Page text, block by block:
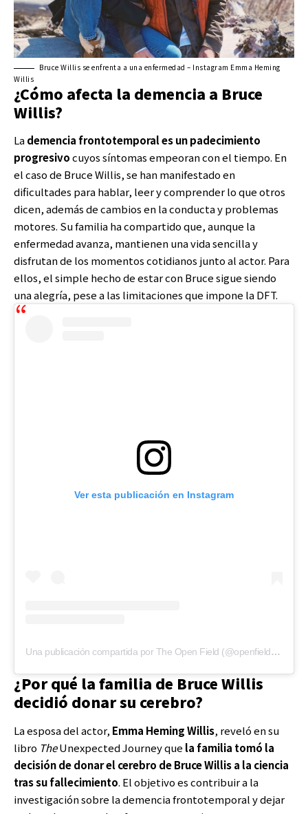
Bruce Willis se enfrenta a una enfermedad – Instagram Emma Heming
Willis
¿Cómo afecta la demencia a Bruce
Willis?
Lademencia frontotemporal es un padecimiento
progresivocuyos síntomas empeoran con el tiempo. En
el caso de Bruce Willis, se han manifestado en
dificultades para hablar, leer y comprender lo que otros
dicen, además de cambios en la conducta y problemas
motores. Su familia ha compartido que, aunque la
enfermedad avanza, mantienen una vida sencilla y
disfrutan de los momentos cotidianos junto al actor. Para
ellos, el simple hecho de estar con Bruce sigue siendo
una alegría, pese a las limitaciones que impone la DFT.
Ver esta publicación en Instagram
Una publicación compartida por The Open Field (@openfieldbooks)
¿Por qué la familia de Bruce Willis
decidió donar su cerebro?
La esposa del actor, Emma Heming Willis, reveló en su
libro TheUnexpected Journey que la familia tomó la
decisión de donar el cerebro de Bruce Willis a la ciencia
tras su fallecimiento. El objetivo es contribuir a la
investigación sobre la demencia frontotemporal y dejar